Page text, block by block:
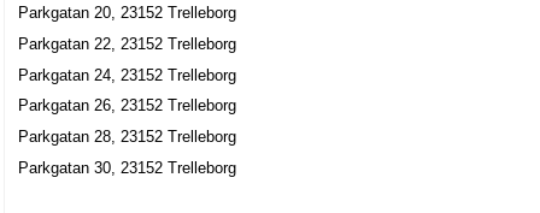
Parkgatan 20, 23152 Trelleborg
Parkgatan 22, 23152 Trelleborg
Parkgatan 24, 23152 Trelleborg
Parkgatan 26, 23152 Trelleborg
Parkgatan 28, 23152 Trelleborg
Parkgatan 30, 23152 Trelleborg